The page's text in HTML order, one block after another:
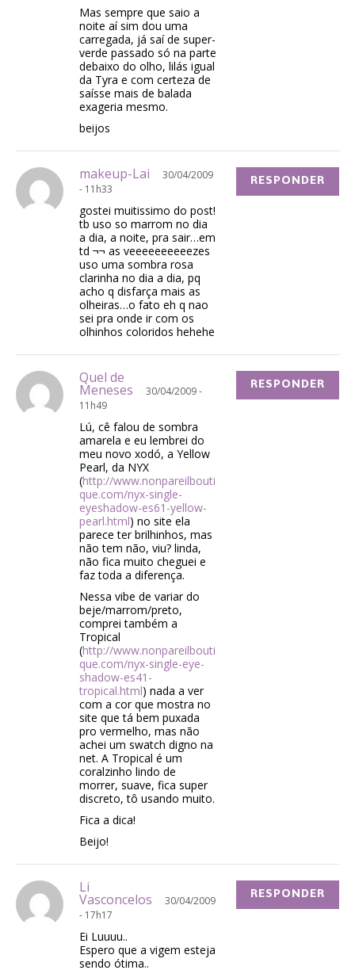
Mas sempre que saio a
noite aí sim dou uma
carregada, já saí de super-
verde passado só na parte
debaixo do olho, lilás igual
da Tyra e com certeza de
saísse mais de balada
exageria mesmo.
beijos
makeup-Lai
30/04/2009
- 11h33
gostei muitissimo do post!
tb uso so marrom no dia
a dia, a noite, pra sair…em
td ¬¬ as veeeeeeeeeezes
uso uma sombra rosa
clarinha no dia a dia, pq
acho q disfarça mais as
olheiras…o fato eh q nao
sei pra onde ir com os
olhinhos coloridos hehehe
RESPONDER
Quel de
Meneses
30/04/2009 -
11h49
Lú, cê falou de sombra
amarela e eu lembrei do
meu novo xodó, a Yellow
Pearl, da NYX
(http://www.nonpareilbouti
que.com/nyx-single-
eyeshadow-es61-yellow-
pearl.html) no site ela
parece ter brilhinhos, mas
não tem não, viu? linda,
não fica muito cheguei e
faz toda a diferença.
Nessa vibe de variar do
beje/marrom/preto,
comprei também a
Tropical
(http://www.nonpareilbouti
que.com/nyx-single-eye-
shadow-es41-
tropical.html) nada a ver
com a cor que mostra no
site que tá bem puxada
pro vermelho, mas não
achei um swatch digno na
net. A Tropical é um
coralzinho lindo de
morrer, suave, fica super
discreto, tô usando muito.
Fica a dica!
Beijo!
RESPONDER
Li
Vasconcelos
30/04/2009
- 17h17
Ei Luuuu..
Espero que a vigem esteja
sendo ótima..
RESPONDER